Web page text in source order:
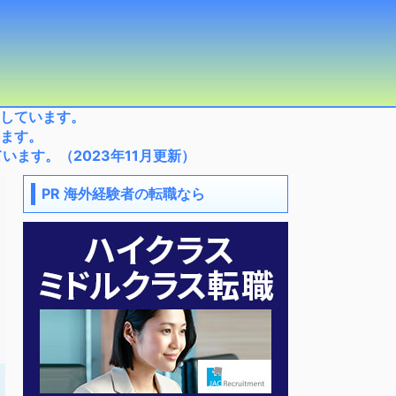
ています。
す。
ます。（2023年11月更新）
PR 海外経験者の転職なら